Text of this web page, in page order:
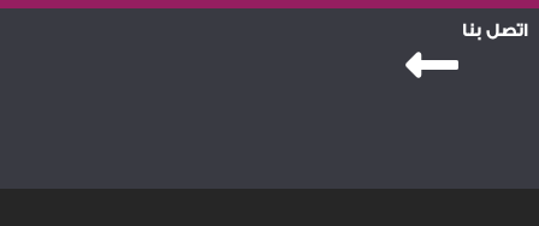
اتصل بنا